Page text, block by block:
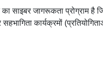
साइबर जागरूकता प्रोग्राम है
कार्यक्रमों
महिलाओं, माता-पिता,